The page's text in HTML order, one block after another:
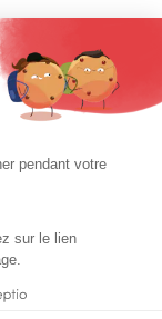
pendant votre
sur le lien